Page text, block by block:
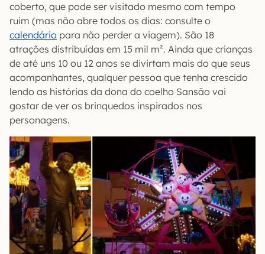
coberto, que pode ser visitado mesmo com tempo
ruim (mas não abre todos os dias: consulte o
calendário para não perder a viagem). São 18
atrações distribuídas em 15 mil m². Ainda que crianças
de até uns 10 ou 12 anos se divirtam mais do que seus
acompanhantes, qualquer pessoa que tenha crescido
lendo as histórias da dona do coelho Sansão vai
gostar de ver os brinquedos inspirados nos
personagens.